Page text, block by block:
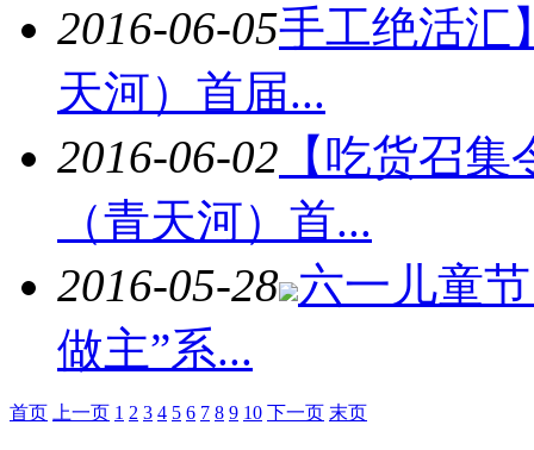
2016-06-05手工绝活汇
天河）首届...
2016-06-02 【吃货召
（青天河）首...
2016-05-28 六一儿童
做主”系...
首页 上一页 1 2 3 4 5 6 7 8 9 10 下一页 末页